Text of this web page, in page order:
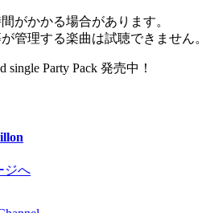
がかかる場合があります。
管理する楽曲は試聴できません。
single Party Pack 発売中！
ジへ